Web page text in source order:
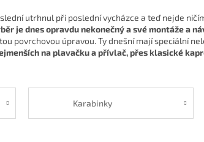
utrhnul při poslední vycházce a teď nejde
je dnes opravdu nekonečný a své montáže a
povrchovou úpravou. Ty dnešní mají speciální
na plavačku a přívlač, přes klasické
Karabinky